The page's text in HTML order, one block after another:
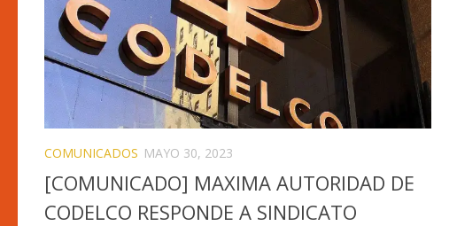
COMUNICADOS MAYO 30, 2023
[COMUNICADO] MAXIMA AUTORIDAD DE
CODELCO RESPONDE A SINDICATO